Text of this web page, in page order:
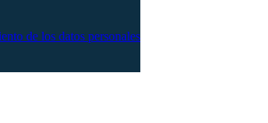
de los datos personales